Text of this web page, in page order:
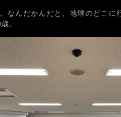
なんだかんだと、地球のどこに
。